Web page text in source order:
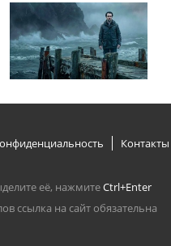
Контакты
её, нажмитеCtrl+Enter
ссылка на сайт обязательна